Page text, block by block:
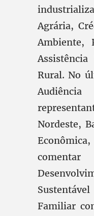
Agrária,
Ambiente,
Rural. No
Nordeste,
Familiar